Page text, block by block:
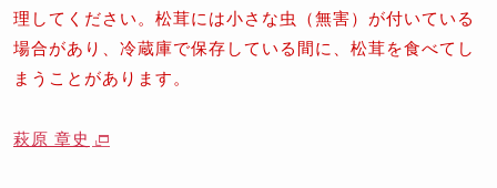
理してください。松茸には小さな虫（無害）が付いている
場合があり、冷蔵庫で保存している間に、松茸を食べてし
まうことがあります。
萩原 章史